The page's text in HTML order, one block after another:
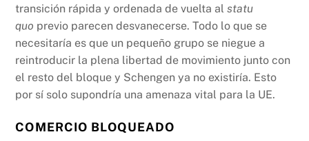
transición rápida y ordenada de vuelta alstatu
quo previo parecen desvanecerse. Todo lo que se
necesitaría es que un pequeño grupo se niegue a
reintroducir la plena libertad de movimiento junto con
el resto del bloque y Schengen ya no existiría. Esto
por sí solo supondría una amenaza vital para la UE.
COMERCIO BLOQUEADO